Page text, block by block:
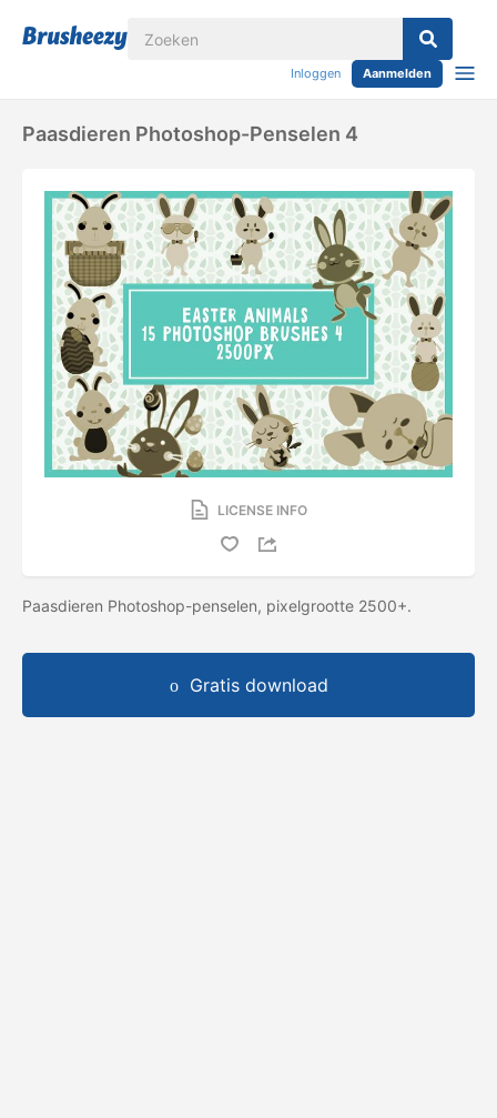
Inloggen Aanmelden
Paasdieren Photoshop-Penselen 4
LICENSE INFO
Paasdieren Photoshop-penselen, pixelgrootte 2500+.
Gratis download